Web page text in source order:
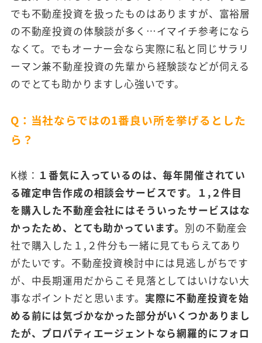
でも不動産投資を扱ったものはありますが、富裕層
の不動産投資の体験談が多く…イマイチ参考になら
なくて。でもオーナー会なら実際に私と同じサラリ
ーマン兼不動産投資の先輩から経験談などが伺える
のでとても助かりますし心強いです。
Q：当社ならではの1番良い所を挙げるとした
ら？
K様： １番気に入っているのは、毎年開催されてい
る確定申告作成の相談会サービスです。１,２件目
を購入した不動産会社にはそういったサービスはな
かったため、とても助かっています。 別の不動産会
社で購入した１,２件分も一緒に見てもらえてあり
がたいです。不動産投資検討中には見逃しがちです
が、中長期運用だからこそ見落としてはいけない大
事なポイントだと思います。 実際に不動産投資を始
める前には気づかなかった部分がいくつかありまし
たが、プロパティエージェントなら網羅的にフォロ